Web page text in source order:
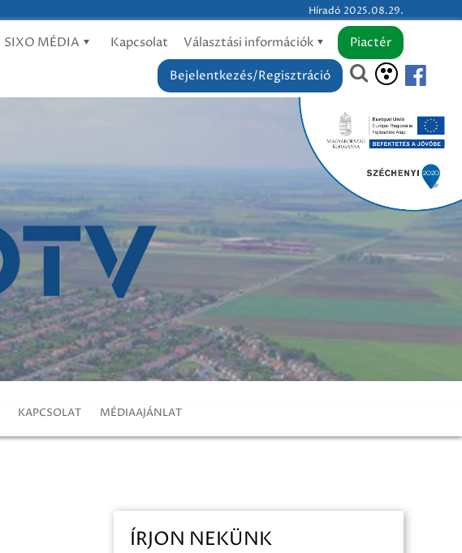
Híradó 2025.08.29.
SIXO MÉDIA Kapcsolat Választási információk
Piactér
Bejelentkezés/Regisztráció
KAPCSOLAT MÉDIAAJÁNLAT
ÍRJON NEKÜNK